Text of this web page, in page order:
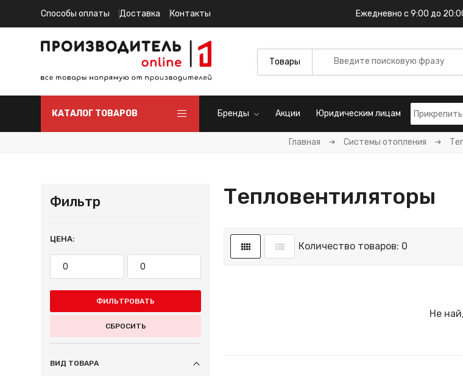
Способы оплаты Доставка Контакты Ежедневно с 9:00 до
КАТАЛОГ ТОВАРОВ Бренды Акции Юридическим лицам
Главная Системы отопления
Тепловентиляторы
Количество товаров: 0
Не
Фильтр
ЦЕНА:
ФИЛЬТРОВАТЬ
СБРОСИТЬ
ВИД ТОВАРА